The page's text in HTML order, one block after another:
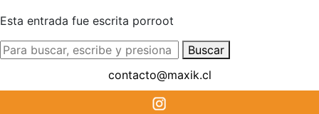
Esta entrada fue escrita porroot
Buscar
contacto@maxik.cl